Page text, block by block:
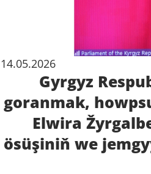
14.05.2026
Gyrgyz
goranmak,
Elwira
ösüşiniň we